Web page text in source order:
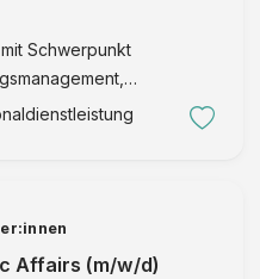
Schwerpunkt
Affairs (m/w/d)